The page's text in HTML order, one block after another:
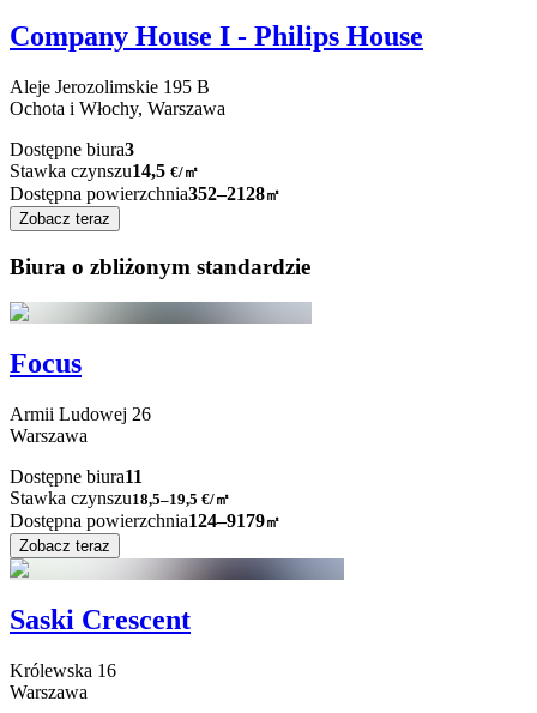
Company House I - Philips House
Aleje Jerozolimskie 195 B
Ochota i Włochy, Warszawa
Dostępne biura3
Stawka czynszu14,5 €/㎡
Dostępna powierzchnia352–2128㎡
Zobacz teraz
Biura o zbliżonym standardzie
Focus
Armii Ludowej 26
Warszawa
Dostępne biura11
Stawka czynszu18,5–19,5 €/㎡
Dostępna powierzchnia124–9179㎡
Zobacz teraz
Saski Crescent
Królewska 16
Warszawa